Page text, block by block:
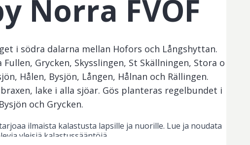
Norra FVOF
i södra dalarna mellan Hofors och Långshyttan.
Grycken, Skysslingen, St Skällningen, Stora o
Hålen, Bysjön, Lången, Hålnan och Rällingen.
lake i alla sjöar. Gös planteras regelbundet i
och Grycken.
ilmaista kalastusta lapsille ja nuorille. Lue ja noudata
yleisiä kalastussääntöjä.